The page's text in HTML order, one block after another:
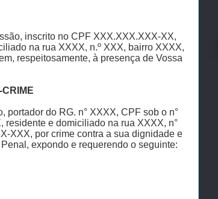
inscrito no CPF XXX.XXX.XXX-XX,
na rua XXXX, n.º XXX, bairro XXXX,
respeitosamente, à presença de Vossa
do RG. n° XXXX, CPF sob o n°
e domiciliado na rua XXXX, n°
XXX, por crime contra a sua dignidade e
expondo e requerendo o seguinte: